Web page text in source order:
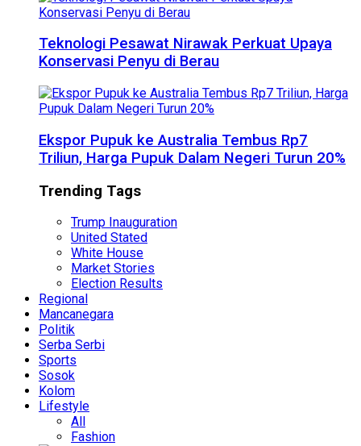
Teknologi Pesawat Nirawak Perkuat Upaya
Konservasi Penyu di Berau
Ekspor Pupuk ke Australia Tembus Rp7
Triliun, Harga Pupuk Dalam Negeri Turun 20%
Trending Tags
Trump Inauguration
United Stated
White House
Market Stories
Election Results
Regional
Mancanegara
Politik
Serba Serbi
Sports
Sosok
Kolom
Lifestyle
All
Fashion